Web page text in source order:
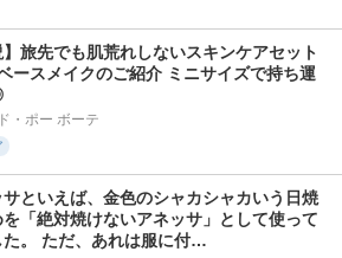
】旅先でも肌荒れしないスキンケアセット
ースメイクのご紹介 ミニサイズで持ち運
・ポー ボーテ
サといえば、金色のシャカシャカいう日焼
を「絶対焼けないアネッサ」として使って
た。 ただ、あれは服に付…